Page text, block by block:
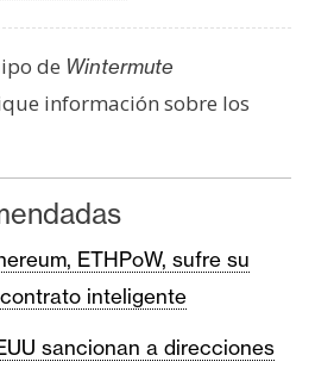
de Wintermute
información sobre los
ETHPoW, sufre su
inteligente
sancionan a direcciones